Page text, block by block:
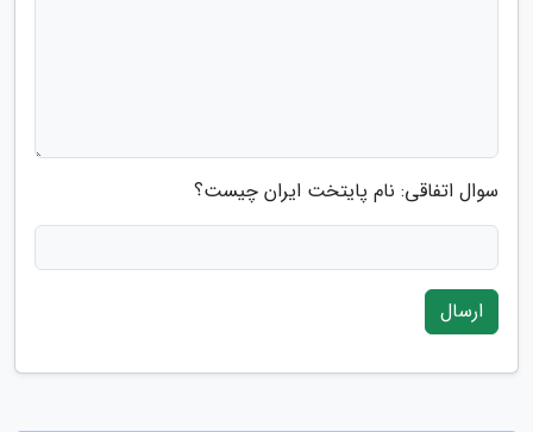
سوال اتفاقی: نام پایتخت ایران چیست؟
ارسال